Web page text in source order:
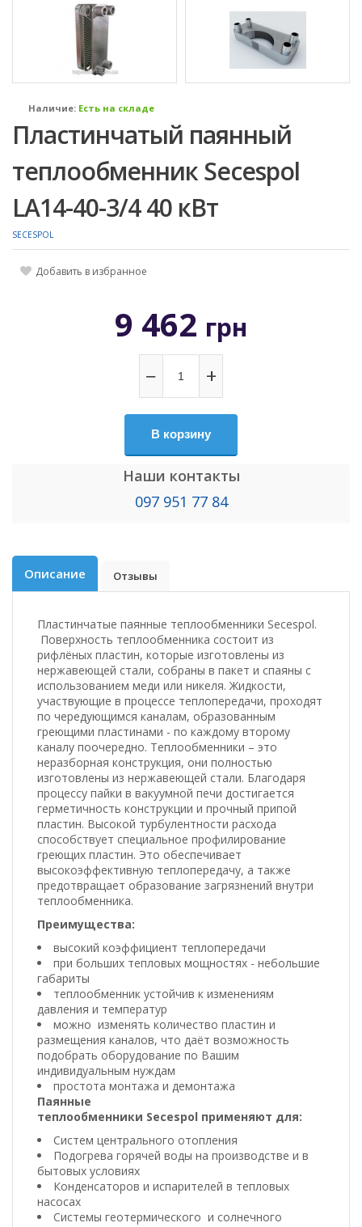
Наличие: Есть на складе
Пластинчатый паянный
теплообменник Secespol
LA14-40-3/4 40 кВт
SECESPOL
Добавить в избранное
9 462 грн
− +
В корзину
Наши контакты
097 951 77 84
Описание Отзывы
Пластинчатые паянные теплообменники Secespol.
Поверхность теплообменника состоит из
рифлёных пластин, которые изготовлены из
нержавеющей стали, собраны в пакет и спаяны с
использованием меди или никеля. Жидкости,
участвующие в процессе теплопередачи, проходят
по чередующимся каналам, образованным
греющими пластинами - по каждому второму
каналу поочередно. Теплообменники – это
неразборная конструкция, они полностью
изготовлены из нержавеющей стали. Благодаря
процессу пайки в вакуумной печи достигается
герметичность конструкции и прочный припой
пластин. Высокой турбулентности расхода
способствует специальное профилирование
греющих пластин. Это обеспечивает
высокоэффективную теплопередачу, а также
предотвращает образование загрязнений внутри
теплообменника.
Преимущества:
высокий коэффициент теплопередачи
при больших тепловых мощностях - небольшие
габариты
теплообменник устойчив к изменениям
давления и температур
можно изменять количество пластин и
размещения каналов, что даёт возможность
подобрать оборудование по Вашим
индивидуальным нуждам
простота монтажа и демонтажа
Паянные
теплообменники Secespol применяют для:
Систем центрального отопления
Подогрева горячей воды на производстве и в
бытовых условиях
Конденсаторов и испарителей в тепловых
насосах
Системы геотермического и солнечного